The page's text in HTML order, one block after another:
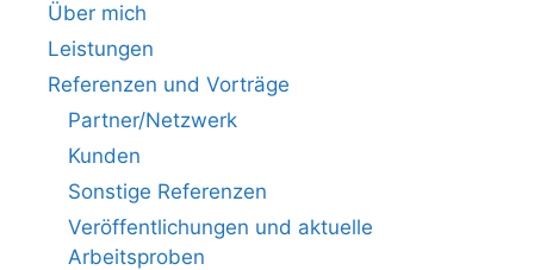
Über mich
Leistungen
Referenzen und Vorträge
Partner/Netzwerk
Kunden
Sonstige Referenzen
Veröffentlichungen und aktuelle
Arbeitsproben